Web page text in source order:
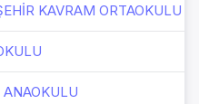
KAVRAM ORTAOKULU